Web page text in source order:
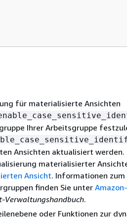
für materialisierte Ansichten
Ihrer Arbeitsgruppe
Ansichten aktualisiert werden.
materialisierter
Ansicht. Informationen zum
finden Sie unter
Verwaltungshandbuch.
oder Funktionen zur